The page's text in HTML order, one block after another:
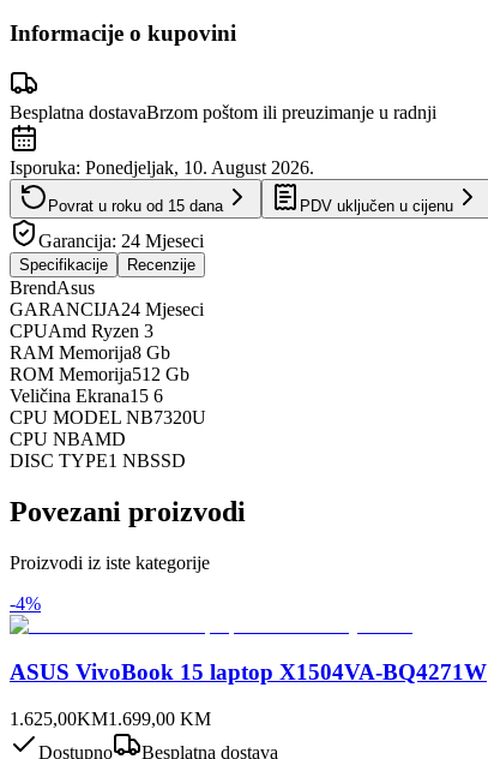
Informacije o kupovini
Besplatna dostavaBrzom poštom ili preuzimanje u radnji
Isporuka: Ponedjeljak, 10. August 2026.
Povrat u roku od 15 dana PDV uključen u cijenu
Garancija: 24 Mjeseci
Specifikacije Recenzije
BrendAsus
GARANCIJA24 Mjeseci
CPUAmd Ryzen 3
RAM Memorija8 Gb
ROM Memorija512 Gb
Veličina Ekrana15 6
CPU MODEL NB7320U
CPU NBAMD
DISC TYPE1 NBSSD
Povezani proizvodi
Proizvodi iz iste kategorije
-4%
ASUS VivoBook 15 laptop X1504VA-BQ4271W
1.625,00KM1.699,00 KM
Dostupno
Besplatna dostava